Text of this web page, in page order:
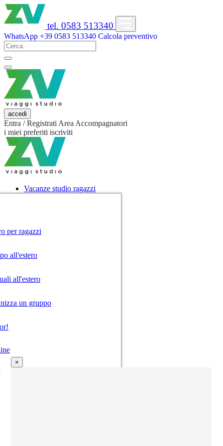
tel. 0583 513340
WhatsApp +39 0583 513340 Calcola preventivo
accedi
Entra / Registrati Area Accompagnatori
i miei preferiti iscriviti
Vacanze studio ragazzi
per ragazzi
all'estero
all'estero
un gruppo
×